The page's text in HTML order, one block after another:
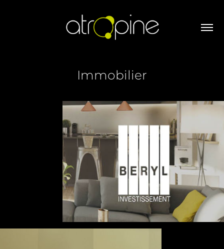
Immobilier